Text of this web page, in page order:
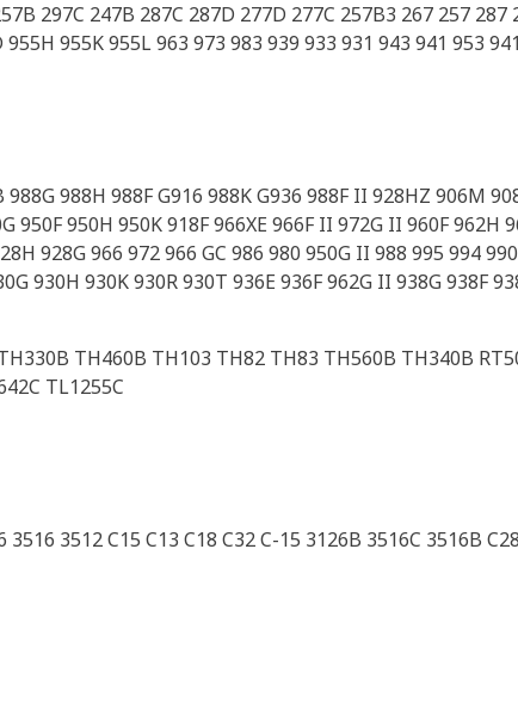
297C 247B 287C 287D 277D 277C 257B3 267 257
955H 955K 955L 963 973 983 939 933 931 943 941 953
988G 988H 988F G916 988K G936 988F II 928HZ 906M
950F 950H 950K 918F 966XE 966F II 972G II 960F
928G 966 972 966 GC 986 980 950G II 988 995 994
930H 930K 930R 930T 936E 936F 962G II 938G 938F
TH460B TH103 TH82 TH83 TH560B TH340B
TL1255C
3516 3512 C15 C13 C18 C32 C-15 3126B 3516C 3516B